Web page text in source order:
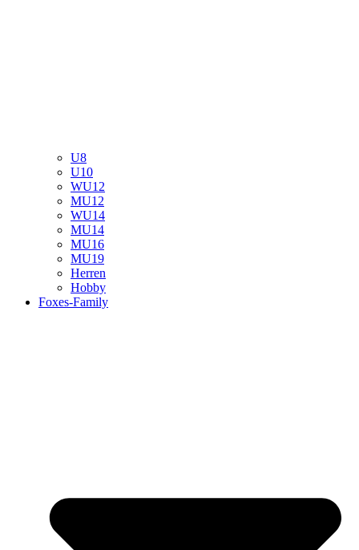
U8
U10
WU12
MU12
WU14
MU14
MU16
MU19
Herren
Hobby
Foxes-Family